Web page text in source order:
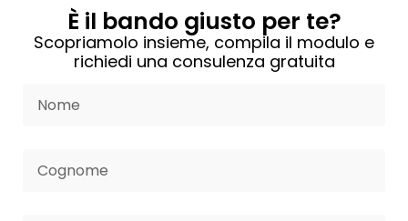
È il bando giusto per te?
Scopriamolo insieme, compila il modulo e
richiedi una consulenza gratuita